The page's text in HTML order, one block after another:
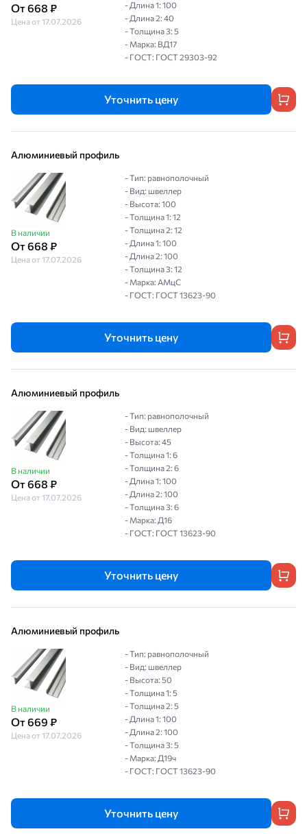
От 668 ₽
Цена от 17.07.2026
- Длина 1: 100
- Длина 2: 40
- Толщина 3: 5
- Марка: ВД17
- ГОСТ: ГОСТ 29303-92
Уточнить цену
Алюминиевый профиль
В наличии
От 668 ₽
Цена от 17.07.2026
- Тип: равнополочный
- Вид: швеллер
- Высота: 100
- Толщина 1: 12
- Толщина 2: 12
- Длина 1: 100
- Длина 2: 100
- Толщина 3: 12
- Марка: АМцС
- ГОСТ: ГОСТ 13623-90
Уточнить цену
Алюминиевый профиль
В наличии
От 668 ₽
Цена от 17.07.2026
- Тип: равнополочный
- Вид: швеллер
- Высота: 45
- Толщина 1: 6
- Толщина 2: 6
- Длина 1: 100
- Длина 2: 100
- Толщина 3: 6
- Марка: Д16
- ГОСТ: ГОСТ 13623-90
Уточнить цену
Алюминиевый профиль
В наличии
От 669 ₽
Цена от 17.07.2026
- Тип: равнополочный
- Вид: швеллер
- Высота: 50
- Толщина 1: 5
- Толщина 2: 5
- Длина 1: 100
- Длина 2: 100
- Толщина 3: 5
- Марка: Д19ч
- ГОСТ: ГОСТ 13623-90
Уточнить цену